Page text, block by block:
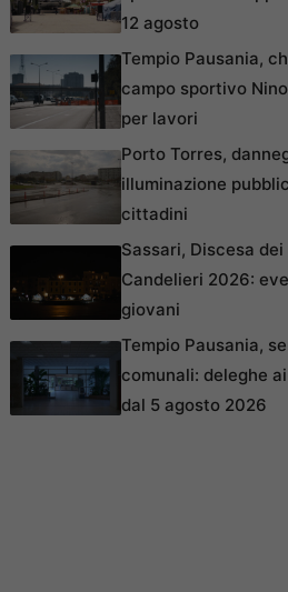
12 agosto
Tempio Pausania,
campo sportivo
per lavori
Porto Torres,
illuminazione
cittadini
Sassari, Discesa
Candelieri 2026:
giovani
Tempio Pausania,
comunali: deleghe
dal 5 agosto 2026